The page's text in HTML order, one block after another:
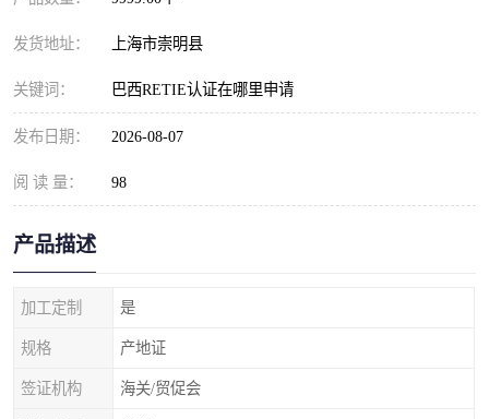
发货地址： 上海市崇明县
关键词： 巴西RETIE认证在哪里申请
发布日期： 2026-08-07
阅 读 量： 98
产品描述
加工定制 是
规格 产地证
签证机构 海关/贸促会